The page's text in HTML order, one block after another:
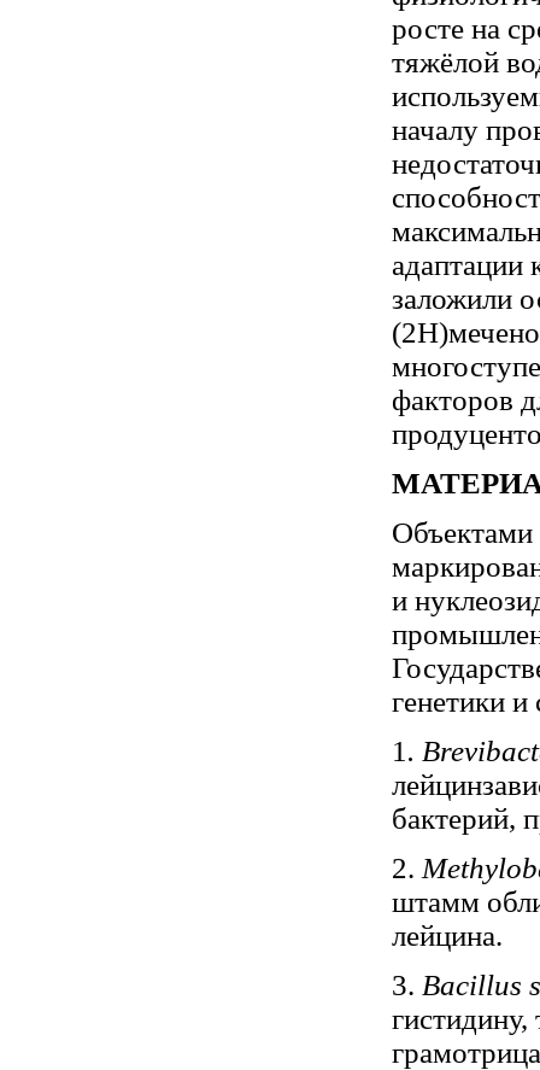
росте на
тяжёлой
началу
адаптации
заложили
факторов
Объектами
и
генетики
1 .
бактерий,
2.
штамм
лейцина.
3. Bacillus